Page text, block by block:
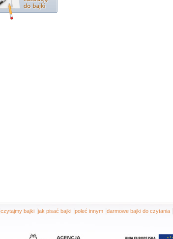
czytajmy bajki jak pisać bajki poleć innym darmowe bajki do czytania